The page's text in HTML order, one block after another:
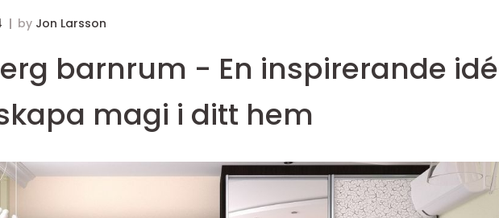
by Jon Larsson
barnrum - En inspirerande idé
magi i ditt hem